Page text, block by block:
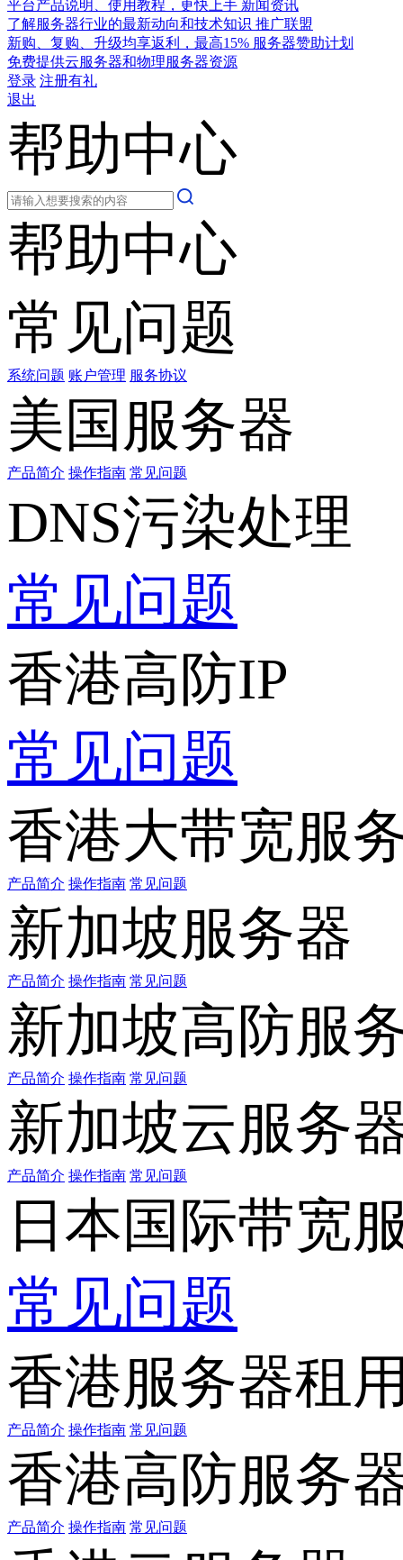
平台产品说明、使用教程，更快上手 新闻资讯
了解服务器行业的最新动向和技术知识 推广联盟
新购、复购、升级均享返利，最高15% 服务器赞助计划
免费提供云服务器和物理服务器资源
登录 注册有礼
退出
帮助中心
帮助中心
常见问题
系统问题 账户管理 服务协议
美国服务器
产品简介 操作指南 常见问题
DNS污染处理
常见问题
香港高防IP
常见问题
香港大带宽服
产品简介 操作指南 常见问题
新加坡服务器
产品简介 操作指南 常见问题
新加坡高防服
产品简介 操作指南 常见问题
新加坡云服务
产品简介 操作指南 常见问题
日本国际带宽
常见问题
香港服务器租
产品简介 操作指南 常见问题
香港高防服务
产品简介 操作指南 常见问题